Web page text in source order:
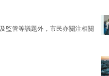
監管等議題外，市民亦關注相關